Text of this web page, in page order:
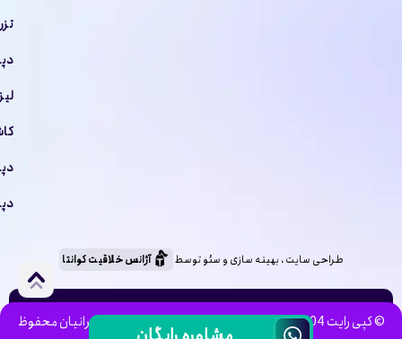
طراحی سایت ، بهینه سازی و سئو توسط آژانس خلاقیت کوانتا
© کپی رایت 1404، تمامی حقوق وب سایت برای کلینیک ایرانیان محفوظ